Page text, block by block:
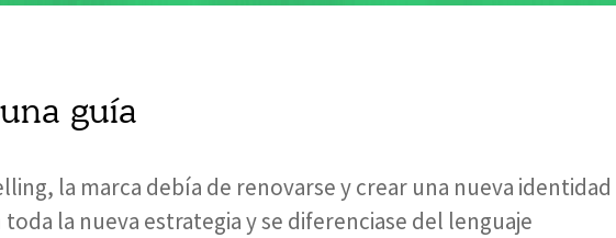
guía
la marca debía de renovarse y crear una nueva identidad
la nueva estrategia y se diferenciase del lenguaje